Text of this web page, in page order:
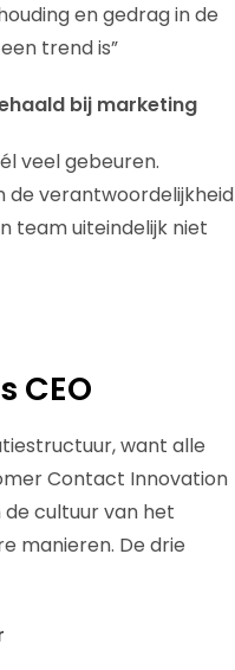
en gedrag in de
trend is”
bij marketing
veel gebeuren.
de verantwoordelijkheid
team uiteindelijk niet
CEO
want alle
Contact Innovation
de cultuur van het
manieren. De drie